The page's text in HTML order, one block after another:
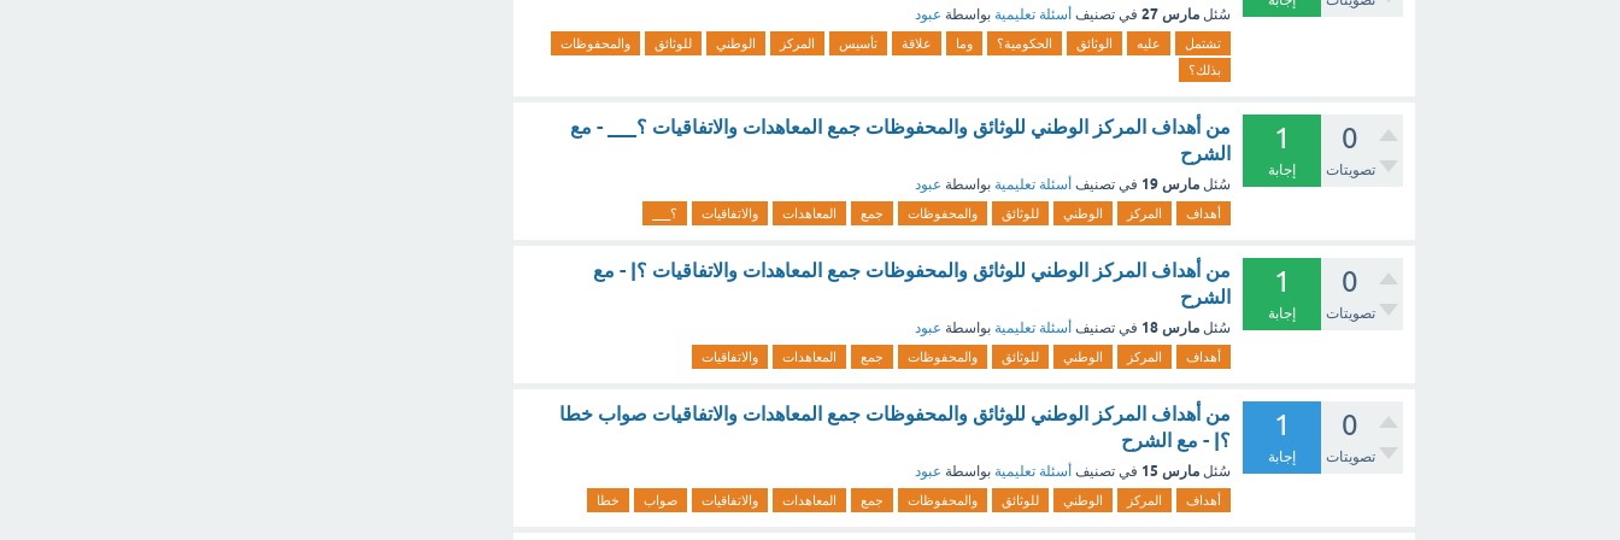
سُئل مارس 27 في تصنيف أسئلة تعليمية بواسطة عبود
تشتمل عليه الوثائق الحكومية؟ وما علاقة تأسيس المركز الوطني للوثائق
والمحفوظات
بذلك؟
0
تصويتات
1
إجابة
من أهداف المركز الوطني للوثائق والمحفوظات جمع المعاهدات والاتفاقيات ؟___ - مع
الشرح
سُئل مارس 19 في تصنيف أسئلة تعليمية بواسطة عبود
أهداف المركز الوطني للوثائق والمحفوظات جمع المعاهدات والاتفاقيات ؟___
0
تصويتات
1
إجابة
من أهداف المركز الوطني للوثائق والمحفوظات جمع المعاهدات والاتفاقيات ؟| - مع
الشرح
سُئل مارس 18 في تصنيف أسئلة تعليمية بواسطة عبود
أهداف المركز الوطني للوثائق والمحفوظات جمع المعاهدات والاتفاقيات
0
تصويتات
1
إجابة
من أهداف المركز الوطني للوثائق والمحفوظات جمع المعاهدات والاتفاقيات صواب خطا
؟| - مع الشرح
سُئل مارس 15 في تصنيف أسئلة تعليمية بواسطة عبود
أهداف المركز الوطني للوثائق والمحفوظات جمع المعاهدات والاتفاقيات صواب خطا